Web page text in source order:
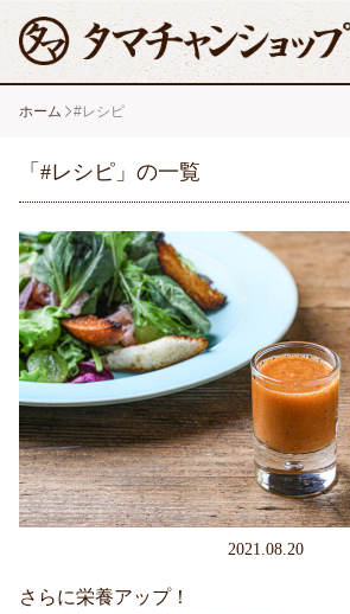
ホーム #レシピ
「#レシピ」の一覧
2021.08.20
さらに栄養アップ！